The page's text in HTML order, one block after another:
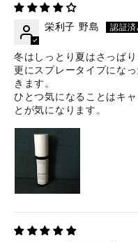
栄利子 野島
冬はしっとり夏はさっぱり
更にスプレータイプにな
きます。
ひとつ気になることはキ
とが気になります。